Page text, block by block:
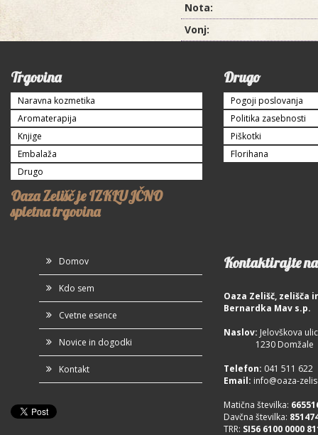
Nota:
Vonj:
Trgovina
Naravna kozmetika
Aromaterapija
Knjige
Embalaža
Drugo
Oaza Zelišč je IZKLUJČNO
spletna trgovina
Drugo
Pogoji poslovanja
Politika zasebnosti
Piškotki
Florihana
Domov
Kdo sem
Cvetne esence
Novice in dogodki
Kontakt
Kontaktirajte
Oaza Zelišč, zelišča
Bernardka Mav s.p.
Naslov: Jelovškova
1230 Domžale
Telefon: 041 511 622
Email: info@oaza-
Matična številka:
Davčna številka:
TRR: SI56 6100 0000